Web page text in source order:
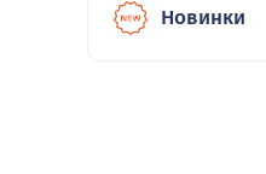
Новинки